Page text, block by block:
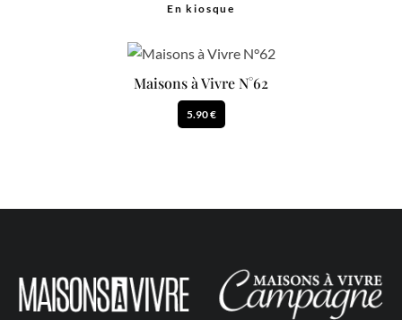
En kiosque
Maisons à Vivre N°62
5.90 €